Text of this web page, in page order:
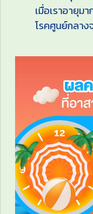
เมื่อเราอายุม
โรคศูนย์กลาง